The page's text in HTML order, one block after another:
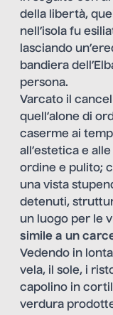
della libertà,
nell’isola fu
lasciando
bandiera
persona.
Varcato il
quell’alone di
caserme ai
all’estetica e
ordine e pulito;
una vista
detenuti,
un luogo per le
simile a un
Vedendo in
vela, il sole, i
capolino in
verdura